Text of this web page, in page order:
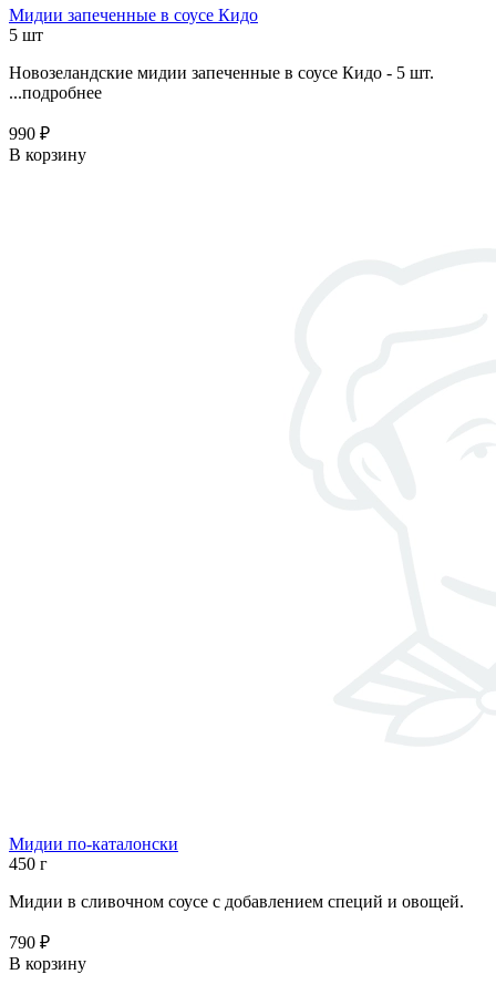
Мидии запеченные в соусе Кидо
5 шт
Новозеландские мидии запеченные в соусе Кидо - 5 шт.
...подробнее
990 ₽
В корзину
Мидии по-каталонски
450 г
Мидии в сливочном соусе с добавлением специй и овощей.
790 ₽
В корзину